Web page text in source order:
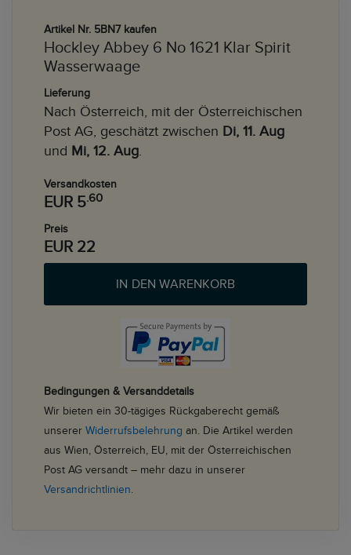
Artikel Nr. 5BN7 kaufen
Hockley Abbey 6 No 1621 Klar Spirit
Wasserwaage
Lieferung
Nach Österreich, mit der Österreichischen
Post AG, geschätzt zwischen Di, 11. Aug
und Mi, 12. Aug.
Versandkosten
EUR 5.60
Preis
EUR 22
IN DEN WARENKORB
Bedingungen & Versanddetails
Wir bieten ein 30-tägiges Rückgaberecht gemäß
unserer Widerrufsbelehrung an. Die Artikel werden
aus Wien, Österreich, EU, mit der Österreichischen
Post AG versandt – mehr dazu in unserer
Versandrichtlinien.